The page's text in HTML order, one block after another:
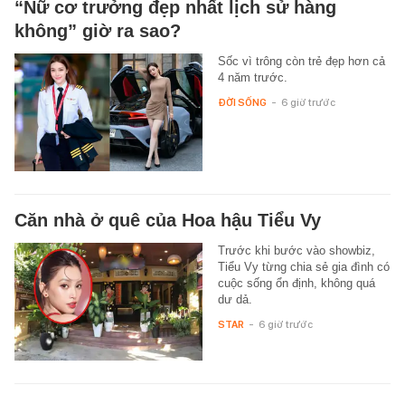
“Nữ cơ trưởng đẹp nhất lịch sử hàng
không” giờ ra sao?
Sốc vì trông còn trẻ đẹp hơn cả
4 năm trước.
ĐỜI SỐNG - 6 giờ trước
Căn nhà ở quê của Hoa hậu Tiểu Vy
Trước khi bước vào showbiz,
Tiểu Vy từng chia sẻ gia đình có
cuộc sống ổn định, không quá
dư dả.
STAR - 6 giờ trước